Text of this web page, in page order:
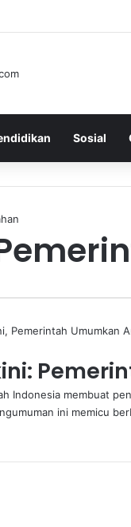
Sosial
Indonesia membuat
ini memicu